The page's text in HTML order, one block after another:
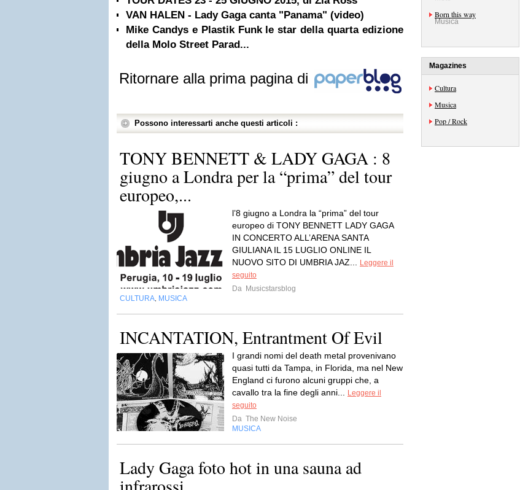
VAN HALEN - Lady Gaga canta "Panama" (video)
Mike Candys e Plastik Funk le star della quarta edizione
della Molo Street Parad...
Ritornare alla prima pagina di
Possono interessarti anche questi articoli :
TONY BENNETT & LADY GAGA : 8
giugno a Londra per la “prima” del tour
europeo,...
l’8 giugno a Londra la “prima” del tour
europeo di TONY BENNETT LADY GAGA
IN CONCERTO ALL’ARENA SANTA
GIULIANA IL 15 LUGLIO ONLINE IL
NUOVO SITO DI UMBRIA JAZ...
Leggere il
seguito
Da Musicstarsblog
CULTURA MUSICA
INCANTATION, Entrantment Of Evil
I grandi nomi del death metal provenivano
quasi tutti da Tampa, in Florida, ma nel New
England ci furono alcuni gruppi che, a
cavallo tra la fine degli anni...
Leggere il
seguito
Da The New Noise
MUSICA
Lady Gaga foto hot in una sauna ad
Born this way
Musica
Magazines
Cultura
Musica
Pop / Rock